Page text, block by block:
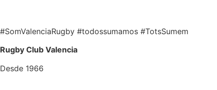
#SomValenciaRugby #todossumamos #TotsSumem
Rugby Club Valencia
Desde 1966